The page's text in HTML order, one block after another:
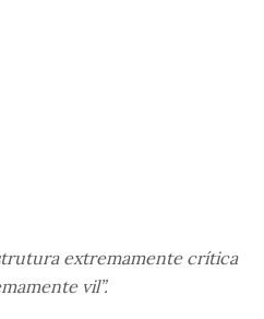
extremamente crítica
vil”.